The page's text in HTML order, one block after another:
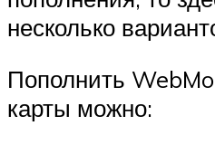
несколько
Пополнить
карты можно: